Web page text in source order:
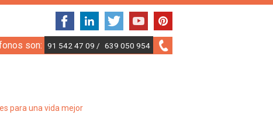
son: 91 542 47 09 / 639 050 954
para una vida mejor